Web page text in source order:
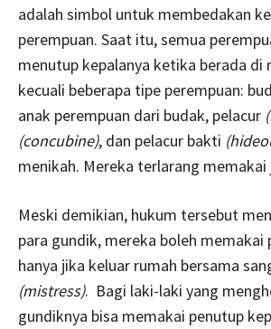
adalah simbol untuk membedakan
perempuan. Saat itu, semua
menutup kepalanya ketika berada di
kecuali beberapa tipe perempuan:
anak perempuan dari budak, pelacur
(concubine), dan pelacur bakti
menikah. Mereka terlarang memakai
Meski demikian, hukum tersebut
para gundik, mereka boleh memakai
hanya jika keluar rumah bersama
(mistress). Bagi laki-laki yang
gundiknya bisa memakai penutup